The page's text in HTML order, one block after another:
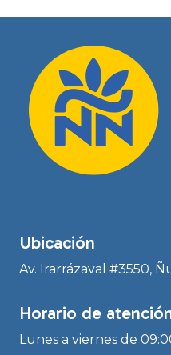
Ubicación
Av. Irarrázaval #3550,
Horario de
Lunes a viernes de